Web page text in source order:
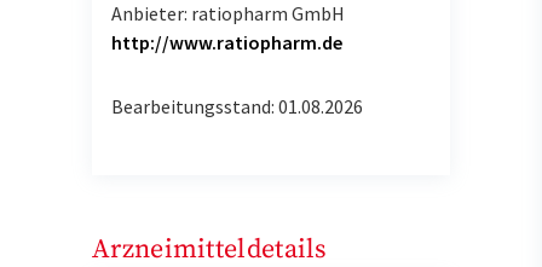
Anbieter: ratiopharm GmbH
http://www.ratiopharm.de
Bearbeitungsstand: 01.08.2026
Arzneimitteldetails